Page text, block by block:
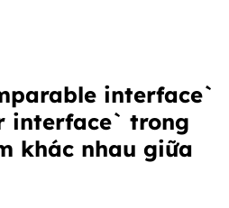
interface`
interface` trong
khác nhau giữa